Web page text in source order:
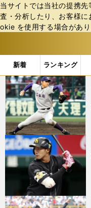
当サイトでは当社の提携
査・分析したり、お客様
okie を使⽤する場合があ
新着 ランキング
b
ス
ポ
ル
テ
ィ
ー
バ
「菊池雄星」の